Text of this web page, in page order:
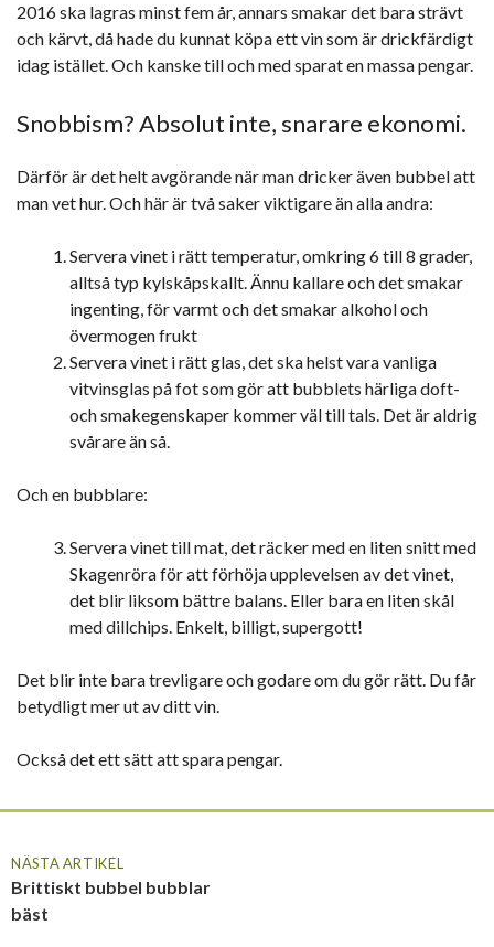
2016 ska lagras minst fem år, annars smakar det bara strävt
och kärvt, då hade du kunnat köpa ett vin som är drickfärdigt
idag istället. Och kanske till och med sparat en massa pengar.
Snobbism? Absolut inte, snarare ekonomi.
Därför är det helt avgörande när man dricker även bubbel att
man vet hur. Och här är två saker viktigare än alla andra:
Servera vinet i rätt temperatur, omkring 6 till 8 grader,
alltså typ kylskåpskallt. Ännu kallare och det smakar
ingenting, för varmt och det smakar alkohol och
övermogen frukt
Servera vinet i rätt glas, det ska helst vara vanliga
vitvinsglas på fot som gör att bubblets härliga doft-
och smakegenskaper kommer väl till tals. Det är aldrig
svårare än så.
Och en bubblare:
Servera vinet till mat, det räcker med en liten snitt med
Skagenröra för att förhöja upplevelsen av det vinet,
det blir liksom bättre balans. Eller bara en liten skål
med dillchips. Enkelt, billigt, supergott!
Det blir inte bara trevligare och godare om du gör rätt. Du får
betydligt mer ut av ditt vin.
Också det ett sätt att spara pengar.
NÄSTA ARTIKEL
Brittiskt bubbel bubblar
bäst